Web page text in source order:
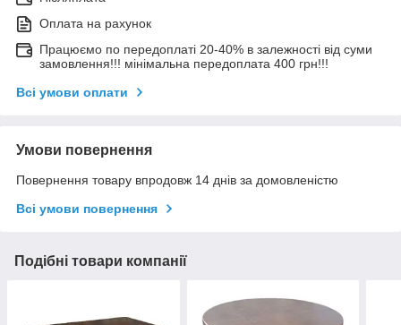
Оплата на рахунок
Працюємо по передоплаті 20-40% в залежності від суми
замовлення!!! мінімальна передоплата 400 грн!!!
Всі умови оплати
Умови повернення
Повернення товару впродовж 14 днів за домовленістю
Всі умови повернення
Подібні товари компанії